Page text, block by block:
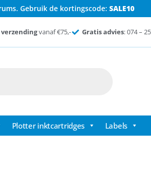
Gebruik de kortingscode: SALE10
vanaf €75,- Gratis advies: 074 –
Plotter inktcartridges Labels